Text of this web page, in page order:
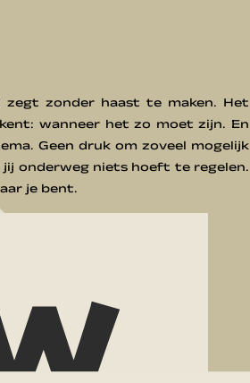
zonder haast te maken. Het
wanneer het zo moet zijn. En
Geen druk om zoveel mogelijk
onderweg niets hoeft te regelen.
je bent.